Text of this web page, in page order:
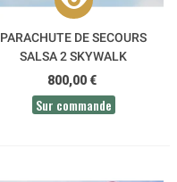
PARACHUTE DE SECOURS
SALSA 2 SKYWALK
800,00 €
Sur commande